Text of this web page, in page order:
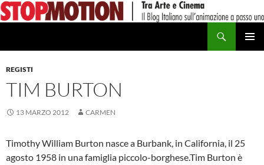
Vai
al
REGISTI
TIM BURTON
13 MARZO 2012 CARMEN
Timothy William Burton nasce a Burbank, in California, il 25
agosto 1958 in una famiglia piccolo-borghese.Tim Burton è